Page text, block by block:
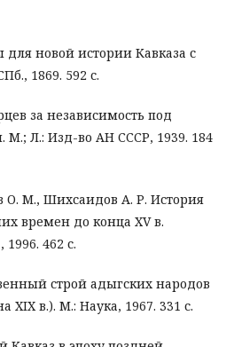
для новой истории Кавказа с
1869. 592 с.
за независимость под
Л.: Изд-во АН СССР, 1939. 184
О. М., Шихсаидов А. Р. История
времен до конца XV в.
462 с.
строй адыгских народов
XIX в.). М.: Наука, 1967. 331 с.